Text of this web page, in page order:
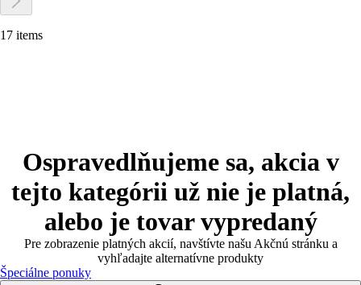
17 items
Ospravedlňujeme sa, akcia v
tejto kategórii už nie je platná,
alebo je tovar vypredaný
Pre zobrazenie platných akcií, navštívte našu Akčnú stránku a
vyhľadajte alternatívne produkty
Špeciálne ponuky